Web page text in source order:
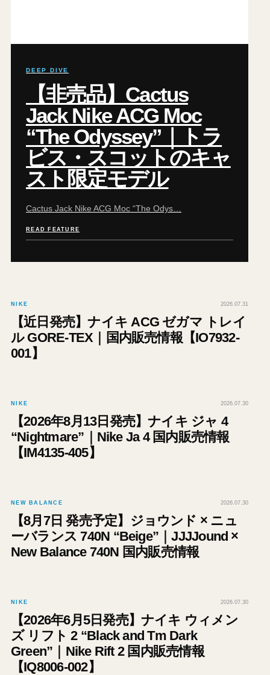
DEEP DIVE
【非売品】Cactus
Jack Nike ACG Moc
“The Odyssey”｜トラ
ビス・スコットのキャ
スト限定モデル
Cactus Jack Nike ACG Moc “The Odys…
READ FEATURE
NIKE 2026.07.31
【近日発売】ナイキ ACG ゼガマ トレイ
ル GORE-TEX｜国内販売情報【IO7932-
001】
NIKE 2026.07.30
【2026年8月13日発売】ナイキ ジャ 4
“Nightmare”｜Nike Ja 4 国内販売情報
【IM4135-405】
NEW BALANCE 2026.07.30
【8月7日 発売予定】ジョウンド × ニュ
ーバランス 740N “Beige”｜JJJJound ×
New Balance 740N 国内販売情報
NIKE 2026.07.30
【2026年6月5日発売】ナイキ ウィメン
ズ リフト 2 “Black and Tm Dark
Green”｜Nike Rift 2 国内販売情報
【IQ8006-002】